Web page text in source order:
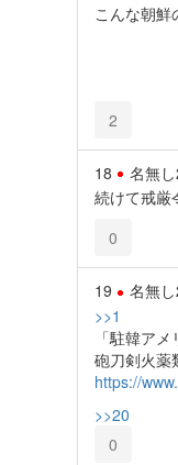
こんな朝
2
18 名無し
続けて戒厳
0
19 名無し
>>1
「駐韓ア
砲刀剣火薬
https://
>>20
0